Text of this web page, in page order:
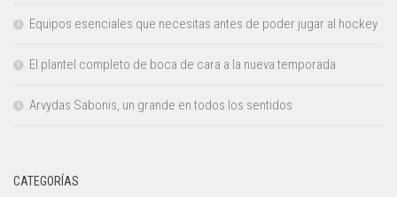
Equipos esenciales que necesitas antes de poder jugar al hockey
El plantel completo de boca de cara a la nueva temporada
Arvydas Sabonis, un grande en todos los sentidos
CATEGORÍAS